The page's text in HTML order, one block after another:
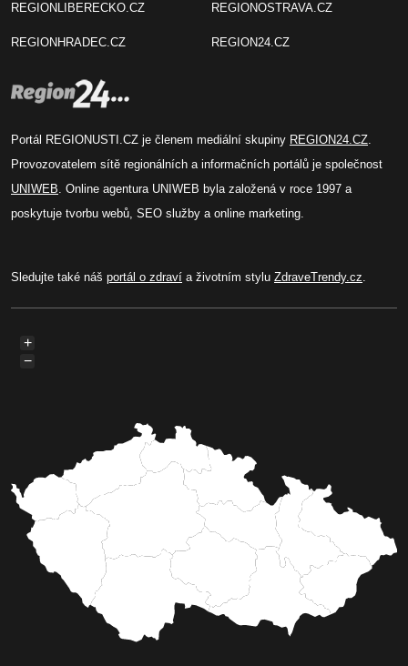
REGIONLIBERECKO.CZ
REGIONHRADEC.CZ
REGIONOSTRAVA.CZ
REGION24.CZ
Portál REGIONUSTI.CZ je členem mediální skupiny REGION24.CZ.
Provozovatelem sítě regionálních a informačních portálů je společnost
UNIWEB. Online agentura UNIWEB byla založená v roce 1997 a
poskytuje tvorbu webů, SEO služby a online marketing.
Sledujte také náš portál o zdraví a životním stylu ZdraveTrendy.cz.
+
−